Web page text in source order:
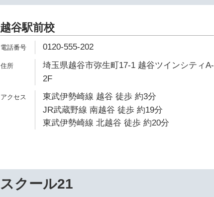
越谷駅前校
0120-555-202
埼玉県越谷市弥生町17-1 越谷ツインシティA-
2F
東武伊勢崎線 越谷 徒歩 約3分
JR武蔵野線 南越谷 徒歩 約19分
東武伊勢崎線 北越谷 徒歩 約20分
スクール21